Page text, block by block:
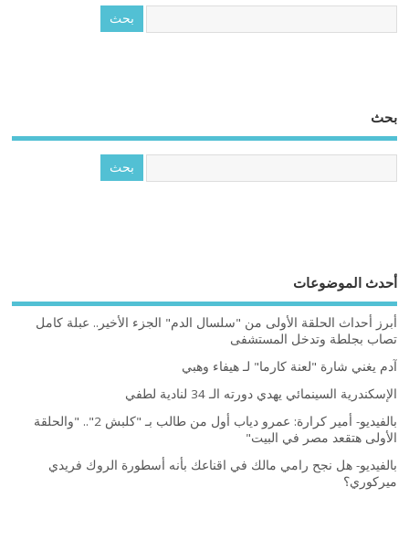
بحث
أحدث الموضوعات
أبرز أحداث الحلقة الأولى من "سلسال الدم" الجزء الأخير.. عبلة كامل
تصاب بجلطة وتدخل المستشفى
آدم يغني شارة "لعنة كارما" لـ هيفاء وهبي
الإسكندرية السينمائي يهدي دورته الـ 34 لنادية لطفي
بالفيديو- أمير كرارة: عمرو دياب أول من طالب بـ "كلبش 2".. "والحلقة
الأولى هتقعد مصر في البيت"
بالفيديو- هل نجح رامي مالك في اقناعك بأنه أسطورة الروك فريدي
ميركوري؟